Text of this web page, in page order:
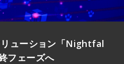
リューション「Nightfal
フェーズへ